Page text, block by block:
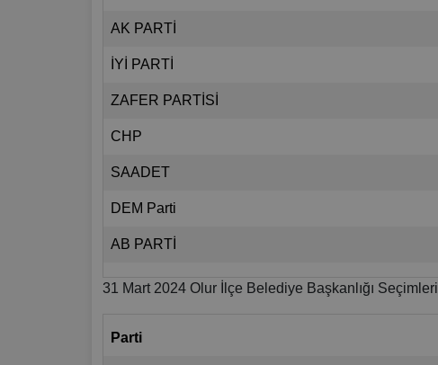
AK PARTİ
İYİ PARTİ
ZAFER PARTİSİ
CHP
SAADET
DEM Parti
AB PARTİ
31 Mart 2024 Olur İlçe Belediye Başkanlığı Seçimleri
Parti